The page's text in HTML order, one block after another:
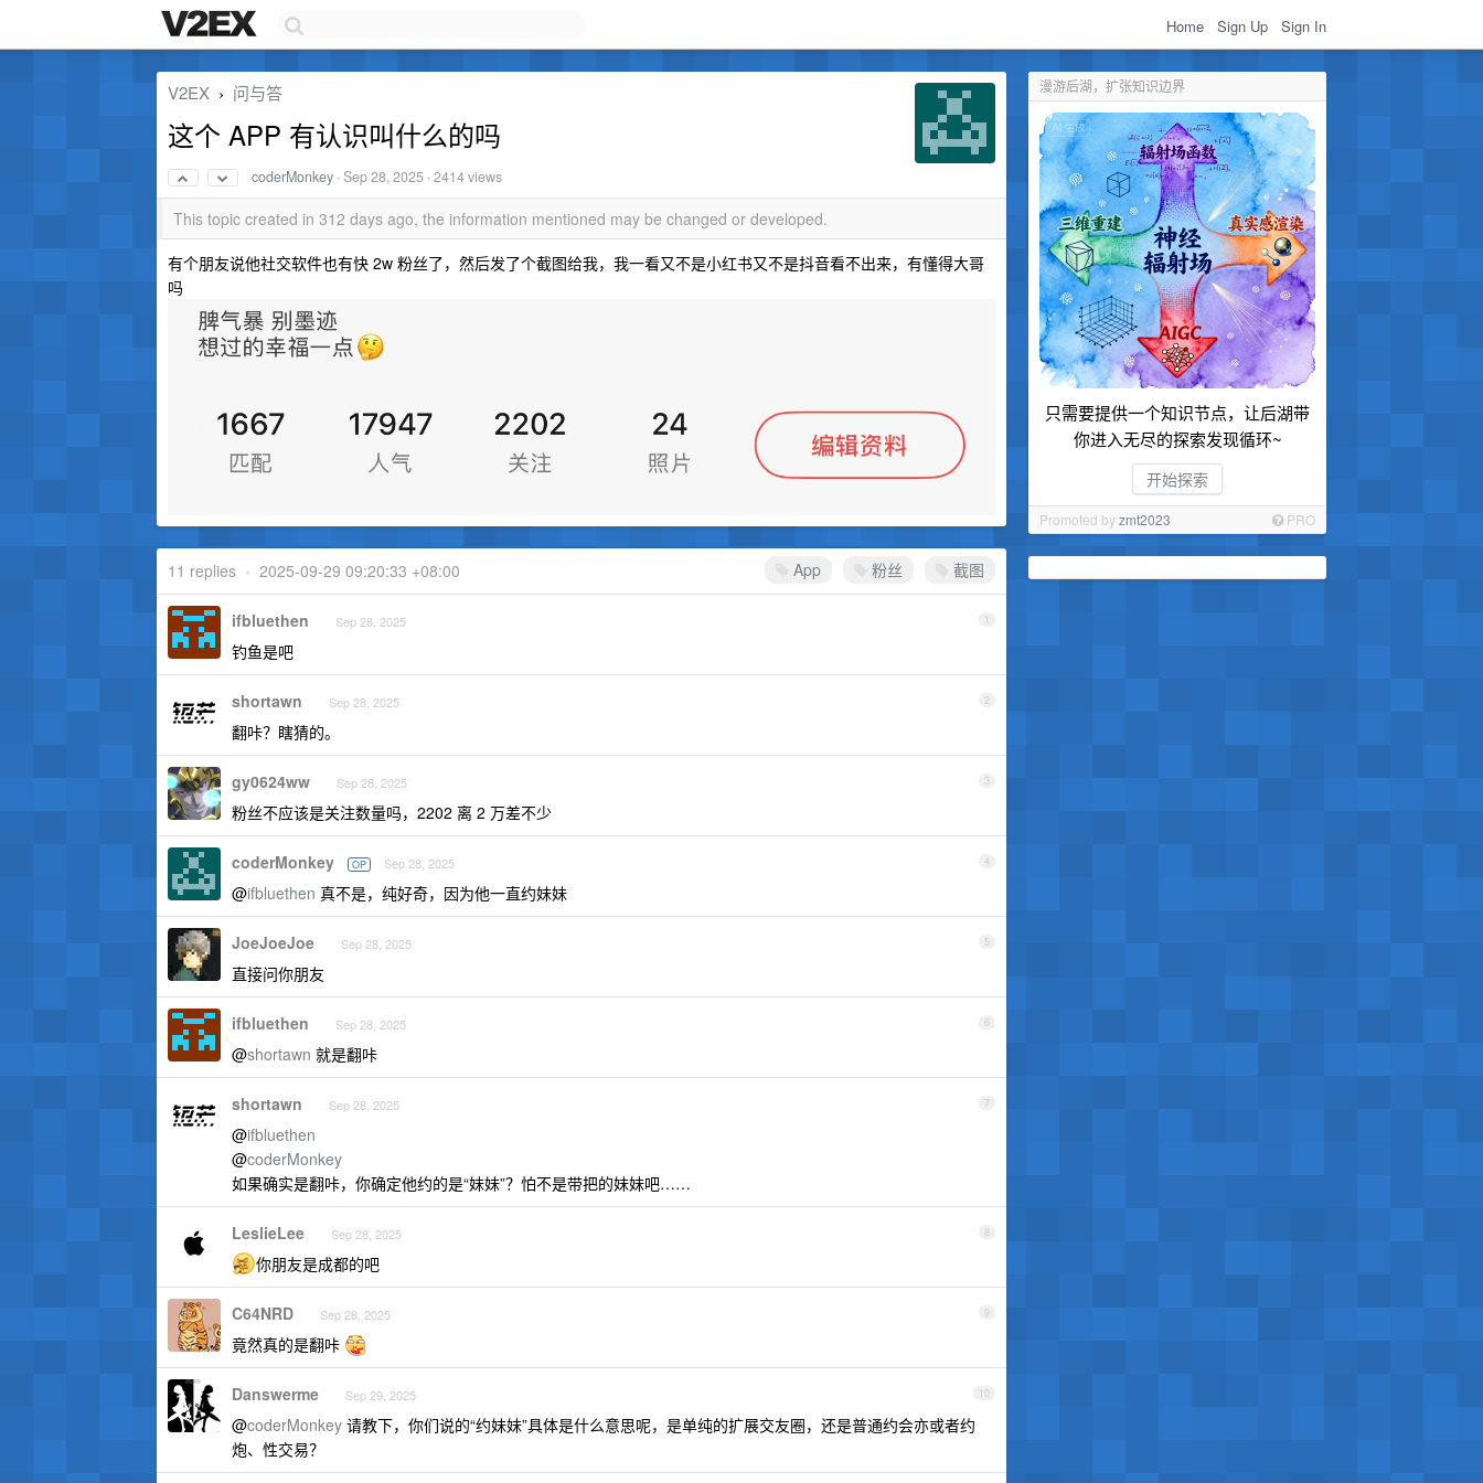
Home Sign Up Sign In
漫游后湖，扩张知识边界
只需要提供一个知识节点，让后湖带
你进入无尽的探索发现循环~
开始探索
Promoted byzmt2023 PRO
V2EX › 问与答
这个 APP 有认识叫什么的吗
coderMonkey ·Sep 28, 2025 · 2414 views
This topic created in 312 days ago, the information mentioned may be changed or developed.
有个朋友说他社交软件也有快 2w 粉丝了，然后发了个截图给我，我一看又不是小红书又不是抖音看不出来，有懂得大哥
吗
App 粉丝 截图
11 replies • 2025-09-29 09:20:33 +08:00
1
ifbluethen Sep 28, 2025
钓鱼是吧
2
shortawn Sep 28, 2025
翻咔？瞎猜的。
3
gy0624ww Sep 28, 2025
粉丝不应该是关注数量吗，2202 离 2 万差不少
4
coderMonkey OP Sep 28, 2025
@ifbluethen 真不是，纯好奇，因为他一直约妹妹
5
JoeJoeJoe Sep 28, 2025
直接问你朋友
6
ifbluethen Sep 28, 2025
@shortawn 就是翻咔
7
shortawn Sep 28, 2025
@ifbluethen
@coderMonkey
如果确实是翻咔，你确定他约的是“妹妹”？怕不是带把的妹妹吧……
8
LeslieLee Sep 28, 2025
你朋友是成都的吧
9
C64NRD Sep 28, 2025
竟然真的是翻咔
10
Danswerme Sep 29, 2025
@coderMonkey 请教下，你们说的“约妹妹”具体是什么意思呢，是单纯的扩展交友圈，还是普通约会亦或者约
炮、性交易？